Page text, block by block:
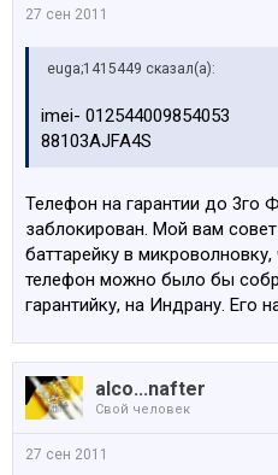
27 сен 2011
euga;1415449 сказал(а):
imei- 012544009854053
88103AJFA4S
Телефон на гарантии до 3го
заблокирован. Мой вам
баттарейку в
телефон можно было бы
гарантийку, на Индрану. Его
alco...nafter
Свой человек
27 сен 2011